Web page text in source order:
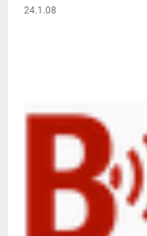
24.1.08